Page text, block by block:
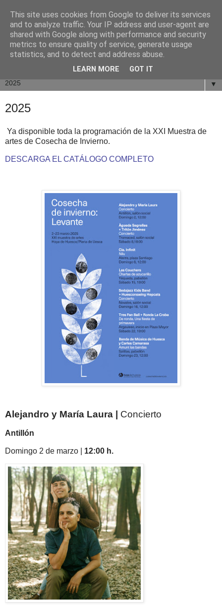
▼
2025
Ya disponible toda la programación de la XXI Muestra de
artes de Cosecha de Invierno.
DESCARGA EL CATÁLOGO COMPLETO
Alejandro y María Laura Concierto
Antillón
Domingo 2 de marzo | 12:00 h.
This site uses cookies from Google to deliver its services
and to analyze traffic. Your IP address and user-agent are
shared with Google along with performance and security
metrics to ensure quality of service, generate usage
statistics, and to detect and address abuse.
LEARN MORE GOT IT